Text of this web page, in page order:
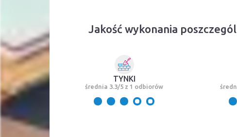
Jakość wykonania
TYNKI
średnia 3.3/5 z 1 odbiorów